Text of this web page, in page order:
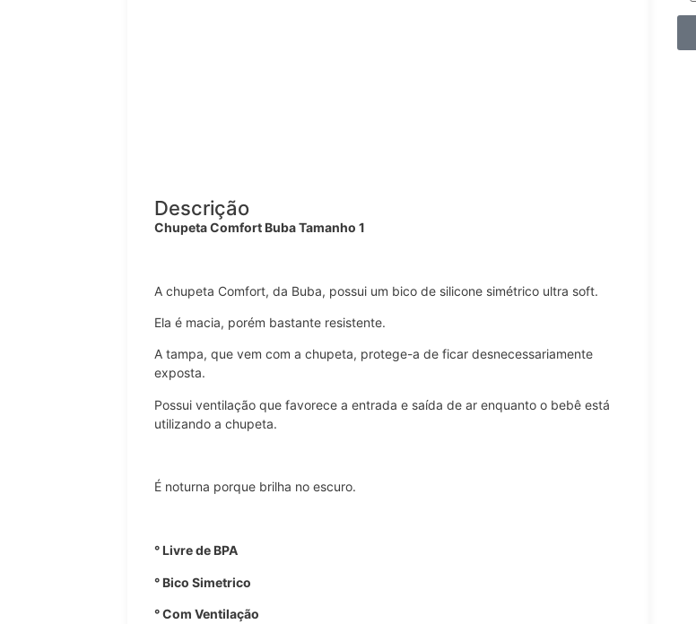
Descrição
Chupeta Comfort Buba Tamanho 1
A chupeta Comfort, da Buba, possui um bico de silicone simétrico ultra soft.
Ela é macia, porém bastante resistente.
A tampa, que vem com a chupeta, protege-a de ficar desnecessariamente
exposta.
Possui ventilação que favorece a entrada e saída de ar enquanto o bebê está
utilizando a chupeta.
É noturna porque brilha no escuro.
° Livre de BPA
° Bico Simetrico
° Com Ventilação